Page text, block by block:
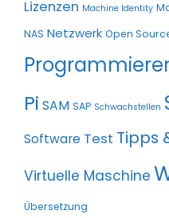
Lizenzen Machine Identity
NAS Netzwerk Open
Pi SAM SAP Schwachstellen
Software Test Tipps
Virtuelle Maschine
Übersetzung